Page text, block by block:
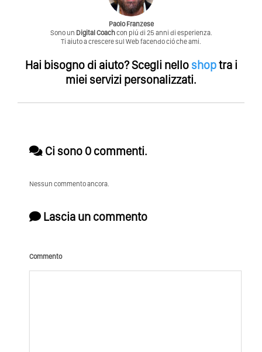
Paolo Franzese
Sono un Digital Coachcon piú di 25 anni di esperienza.
Ti aiuto a crescere sul Web facendo ció che ami.
Hai bisogno di aiuto?Scegli nello shoptra i
miei servizi personalizzati.
Ci sono 0 commenti.
Nessun commento ancora.
Lascia un commento
Commento